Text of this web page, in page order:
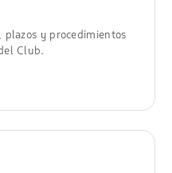
plazos y procedimientos
Club.